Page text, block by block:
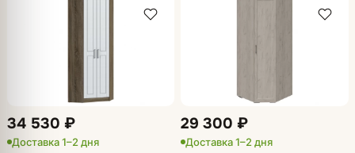
34 530 ₽
Доставка 1–2 дня
29 300 ₽
Доставка 1–2 дня